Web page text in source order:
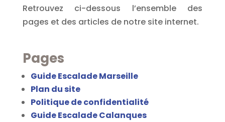
Retrouvez ci-dessous l’ensemble des
pages et des articles de notre site internet.
Pages
Guide Escalade Marseille
Plan du site
Politique de confidentialité
Guide Escalade Calanques